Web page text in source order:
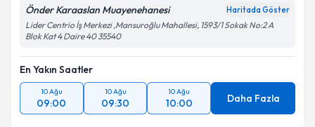
Önder Karaaslan Muayenehanesi Haritada Göster
Lider Centrio İş Merkezi ,Mansuroğlu Mahallesi, 1593/1 Sokak No:2 A
Blok Kat 4 Daire 40 35540
En Yakın Saatler
10 Ağu
09:00
10 Ağu
09:30
10 Ağu
10:00 Daha Fazla